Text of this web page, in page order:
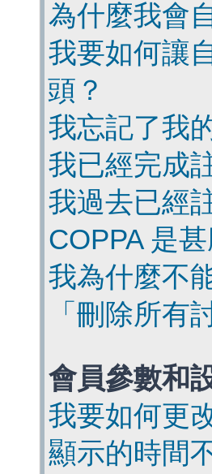
為什麼我會
我要如何讓
頭？
我忘記了我
我已經完成
我過去已經
COPPA 是甚
我為什麼不
「刪除所有
會員參數和
我要如何更
顯示的時間